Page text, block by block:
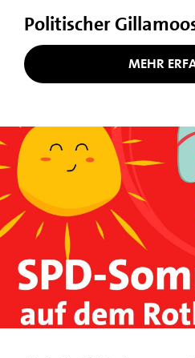
Politischer
MEHR